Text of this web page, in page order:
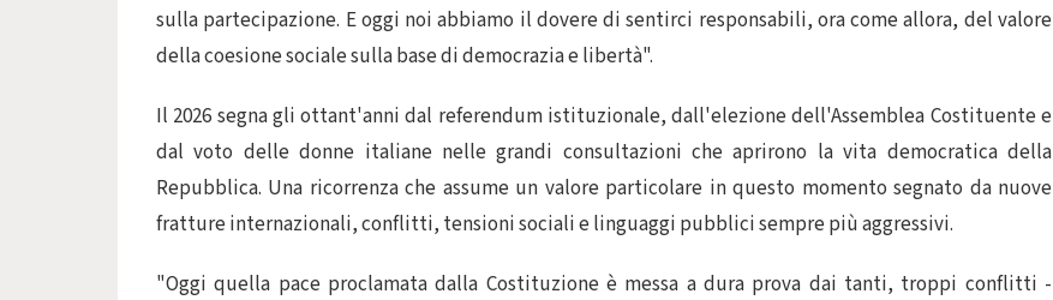
sulla partecipazione. E oggi noi abbiamo il dovere di sentirci responsabili, ora come allora, del valore
della coesione sociale sulla base di democrazia e libertà".
Il 2026 segna gli ottant'anni dal referendum istituzionale, dall'elezione dell'Assemblea Costituente e
dal voto delle donne italiane nelle grandi consultazioni che aprirono la vita democratica della
Repubblica. Una ricorrenza che assume un valore particolare in questo momento segnato da nuove
fratture internazionali, conflitti, tensioni sociali e linguaggi pubblici sempre più aggressivi.
"Oggi quella pace proclamata dalla Costituzione è messa a dura prova dai tanti, troppi conflitti -